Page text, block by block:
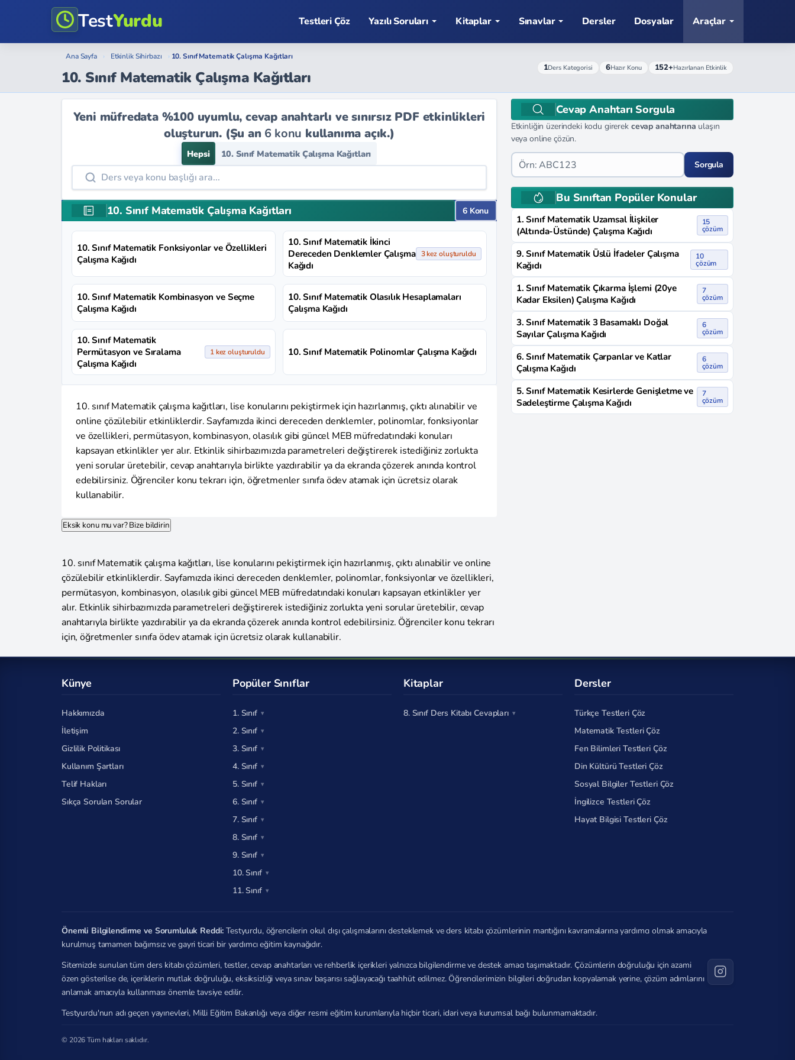
TestYurdu Testleri Çöz Yazılı Soruları Kitaplar Sınavlar Dersler Dosyalar Araçlar
Ana Sayfa › Etkinlik Sihirbazı › 10. Sınıf Matematik Çalışma Kağıtları
10. Sınıf Matematik Çalışma Kağıtları
1Ders Kategorisi 6Hazır Konu 152+Hazırlanan Etkinlik
Yeni müfredata %100 uyumlu, cevap anahtarlı ve sınırsız PDF etkinlikleri
oluşturun. (Şu an 6 konu kullanıma açık.)
Hepsi 10. Sınıf Matematik Çalışma Kağıtları
10. Sınıf Matematik Çalışma Kağıtları 6 Konu
10. Sınıf Matematik Fonksiyonlar ve Özellikleri
Çalışma Kağıdı
10. Sınıf Matematik İkinci
Dereceden Denklemler Çalışma
Kağıdı
3 kez oluşturuldu
10. Sınıf Matematik Kombinasyon ve Seçme
Çalışma Kağıdı
10. Sınıf Matematik Olasılık Hesaplamaları
Çalışma Kağıdı
10. Sınıf Matematik
Permütasyon ve Sıralama
Çalışma Kağıdı
1 kez oluşturuldu 10. Sınıf Matematik Polinomlar Çalışma Kağıdı
10. sınıf Matematik çalışma kağıtları, lise konularını pekiştirmek için hazırlanmış, çıktı alınabilir ve
online çözülebilir etkinliklerdir. Sayfamızda ikinci dereceden denklemler, polinomlar, fonksiyonlar
ve özellikleri, permütasyon, kombinasyon, olasılık gibi güncel MEB müfredatındaki konuları
kapsayan etkinlikler yer alır. Etkinlik sihirbazımızda parametreleri değiştirerek istediğiniz zorlukta
yeni sorular üretebilir, cevap anahtarıyla birlikte yazdırabilir ya da ekranda çözerek anında kontrol
edebilirsiniz. Öğrenciler konu tekrarı için, öğretmenler sınıfa ödev atamak için ücretsiz olarak
kullanabilir.
Eksik konu mu var? Bize bildirin
10. sınıf Matematik çalışma kağıtları, lise konularını pekiştirmek için hazırlanmış, çıktı alınabilir ve online
çözülebilir etkinliklerdir. Sayfamızda ikinci dereceden denklemler, polinomlar, fonksiyonlar ve özellikleri,
permütasyon, kombinasyon, olasılık gibi güncel MEB müfredatındaki konuları kapsayan etkinlikler yer
alır. Etkinlik sihirbazımızda parametreleri değiştirerek istediğiniz zorlukta yeni sorular üretebilir, cevap
anahtarıyla birlikte yazdırabilir ya da ekranda çözerek anında kontrol edebilirsiniz. Öğrenciler konu tekrarı
için, öğretmenler sınıfa ödev atamak için ücretsiz olarak kullanabilir.
Cevap Anahtarı Sorgula
Etkinliğin üzerindeki kodu girerek cevap anahtarına ulaşın
veya online çözün.
Sorgula
Bu Sınıftan Popüler Konular
1. Sınıf Matematik Uzamsal İlişkiler
(Altında-Üstünde) Çalışma Kağıdı
15
çözüm
9. Sınıf Matematik Üslü İfadeler Çalışma
Kağıdı
10
çözüm
1. Sınıf Matematik Çıkarma İşlemi (20ye
Kadar Eksilen) Çalışma Kağıdı
7
çözüm
3. Sınıf Matematik 3 Basamaklı Doğal
Sayılar Çalışma Kağıdı
6
çözüm
6. Sınıf Matematik Çarpanlar ve Katlar
Çalışma Kağıdı
6
çözüm
5. Sınıf Matematik Kesirlerde Genişletme ve
Sadeleştirme Çalışma Kağıdı
7
çözüm
Künye
Hakkımızda
İletişim
Gizlilik Politikası
Kullanım Şartları
Telif Hakları
Sıkça Sorulan Sorular
Popüler Sınıflar
1. Sınıf
2. Sınıf
3. Sınıf
4. Sınıf
5. Sınıf
6. Sınıf
7. Sınıf
8. Sınıf
9. Sınıf
10. Sınıf
11. Sınıf
Kitaplar
8. Sınıf Ders Kitabı Cevapları
Dersler
Türkçe Testleri Çöz
Matematik Testleri Çöz
Fen Bilimleri Testleri Çöz
Din Kültürü Testleri Çöz
Sosyal Bilgiler Testleri Çöz
İngilizce Testleri Çöz
Hayat Bilgisi Testleri Çöz
Önemli Bilgilendirme ve Sorumluluk Reddi: Testyurdu, öğrencilerin okul dışı çalışmalarını desteklemek ve ders kitabı çözümlerinin mantığını kavramalarına yardımcı olmak amacıyla
kurulmuş tamamen bağımsız ve gayri ticari bir yardımcı eğitim kaynağıdır.
Sitemizde sunulan tüm ders kitabı çözümleri, testler, cevap anahtarları ve rehberlik içerikleri yalnızca bilgilendirme ve destek amacı taşımaktadır. Çözümlerin doğruluğu için azami
özen gösterilse de, içeriklerin mutlak doğruluğu, eksiksizliği veya sınav başarısı sağlayacağı taahhüt edilmez. Öğrencilerimizin bilgileri doğrudan kopyalamak yerine, çözüm adımlarını
anlamak amacıyla kullanması önemle tavsiye edilir.
Testyurdu'nun adı geçen yayınevleri, Milli Eğitim Bakanlığı veya diğer resmi eğitim kurumlarıyla hiçbir ticari, idari veya kurumsal bağı bulunmamaktadır.
© 2026 Tüm hakları saklıdır.